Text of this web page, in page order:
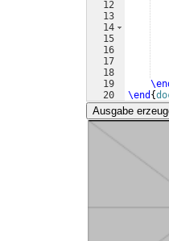
12
13
14
15
16
17
18
19
20
\end {
Ausgabe